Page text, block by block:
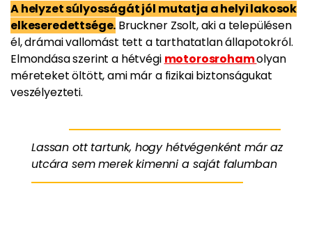
A helyzet súlyosságát jól mutatja a helyi lakosok
elkeseredettsége. Bruckner Zsolt, aki a településen
él, drámai vallomást tett a tarthatatlan állapotokról.
Elmondása szerint a hétvégi motorosrohamolyan
méreteket öltött, ami már a fizikai biztonságukat
veszélyezteti.
Lassan ott tartunk, hogy hétvégenként már az
utcára sem merek kimenni a saját falumban